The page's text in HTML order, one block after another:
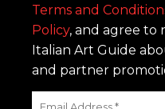
Terms and
Policy, and agree to
Italian Art Guide
and partner